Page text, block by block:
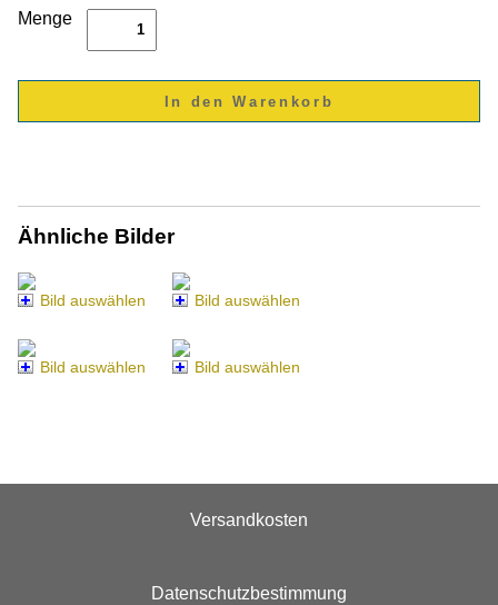
Menge
Ähnliche Bilder
Bild auswählen Bild auswählen
Bild auswählen Bild auswählen
Versandkosten
Datenschutzbestimmung